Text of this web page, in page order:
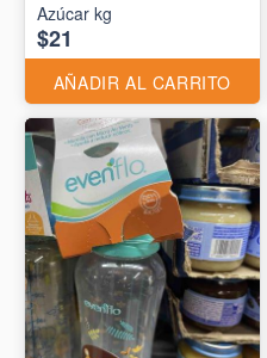
Azúcar kg
$21
AÑADIR AL CARRITO